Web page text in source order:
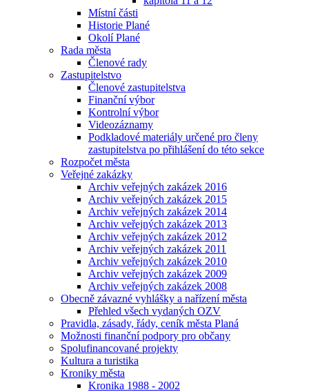
Místní části
Historie Plané
Okolí Plané
Rada města
Členové rady
Zastupitelstvo
Členové zastupitelstva
Finanční výbor
Kontrolní výbor
Videozáznamy
Podkladové materiály určené pro členy
zastupitelstva po přihlášení do této sekce
Rozpočet města
Veřejné zakázky
Archiv veřejných zakázek 2016
Archiv veřejných zakázek 2015
Archiv veřejných zakázek 2014
Archiv veřejných zakázek 2013
Archiv veřejných zakázek 2012
Archiv veřejných zakázek 2011
Archiv veřejných zakázek 2010
Archiv veřejných zakázek 2009
Archiv veřejných zakázek 2008
Obecně závazné vyhlášky a nařízení města
Přehled všech vydaných OZV
Pravidla, zásady, řády, ceník města Planá
Možnosti finanční podpory pro občany
Spolufinancované projekty
Kultura a turistika
Kroniky města
Kronika 1988 - 2002